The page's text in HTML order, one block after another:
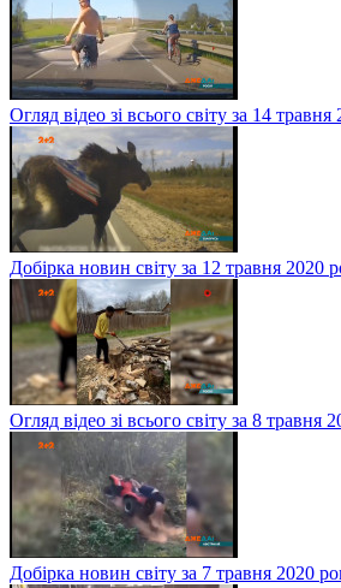
Огляд відео зі всього світу за 14
Добірка новин світу за 12 травня 2020
Огляд відео зі всього світу за 8 травня
Добірка новин світу за 7 травня 2020